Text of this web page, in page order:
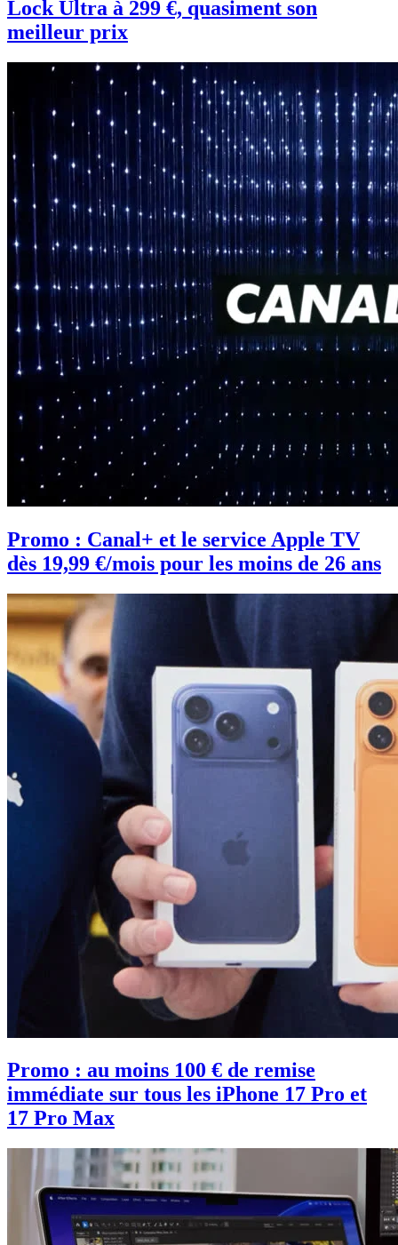
Lock Ultra à 299 €, quasiment son
meilleur prix
Promo : Canal+ et le service Apple TV
dès 19,99 €/mois pour les moins de 26 ans
Promo : au moins 100 € de remise
immédiate sur tous les iPhone 17 Pro et
17 Pro Max